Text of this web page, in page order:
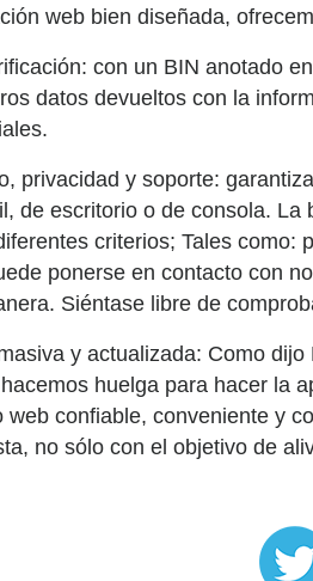
web bien diseñada,
con un BIN anotado
datos devueltos con la
privacidad y soporte:
de escritorio o de consola.
criterios; Tales
ponerse en contacto con
Siéntase libre de
y actualizada: Como dijo
huelga para hacer la
web confiable, conveniente y
no sólo con el objetivo de